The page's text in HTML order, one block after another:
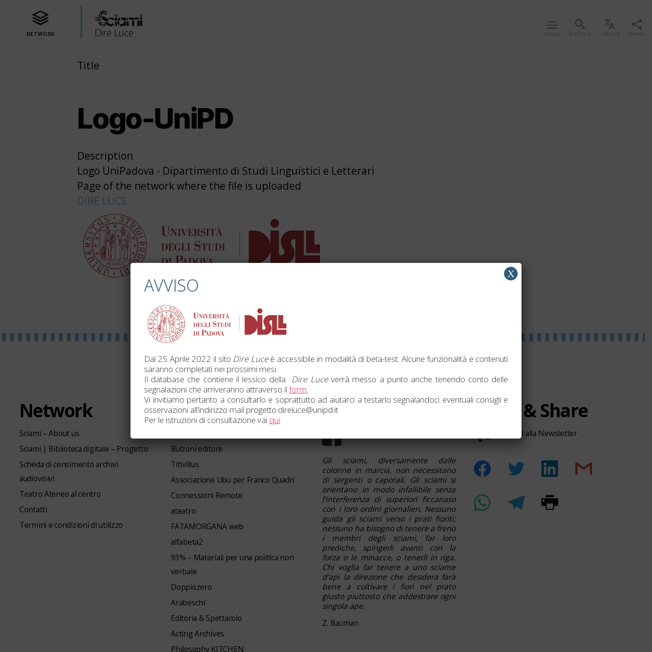
NETWORK Dire Luce MENU RICERCA LINGUA SHARE
Title
Logo-UniPD
Description
Logo UniPadova - Dipartimento di Studi Linguistici e Letterari
Page of the network where the file is uploaded
DIRE LUCE
Network
Sciami – About us
Sciami | Biblioteca digitale – Progetto
Scheda di censimento archivi
audiovisivi
Teatro Ateneo al centro
Contatti
Termini e condizioni di utilizzo
Link utili
Bulzoni editore
Titivillus
Associazione Ubu per Franco Quadri
Connessioni Remote
ateatro
FATAMORGANA web
alfabeta2
93% – Materiali per una politica non
verbale
Doppiozero
Arabeschi
Editoria & Spettacolo
Acting Archives
Philosophy KITCHEN
Seguici
Gli sciami, diversamente dalle
colonne in marcia, non necessitano
di sergenti o caporali. Gli sciami si
orientano in modo infallibile senza
l’interferenza di superiori ficcanaso
con i loro ordini giornalieri. Nessuno
guida gli sciami verso i prati fioriti;
nessuno ha bisogno di tenere a freno
i membri degli sciami, far loro
prediche, spingerli avanti con la
forza o le minacce, o tenerli in riga.
Chi voglia far tenere a uno sciame
d’api la direzione che desidera farà
bene a coltivare i fiori nel prato
giusto piuttosto che addestrare ogni
singola ape.
Z. Bauman
News & Share
Iscriviti alla Newsletter
AVVISO
Dal 25 Aprile 2022 il sito Dire Luceè accessibile in modalità di beta-test. Alcune funzionalità e contenuti
saranno completati nei prossimi mesi.
Il database che contiene il lessico della Dire Luceverrà messo a punto anche tenendo conto delle
segnalazioni che arriveranno attraverso il form.
Vi invitiamo pertanto a consultarlo e soprattutto ad aiutarci a testarlo segnalandoci eventuali consigli e
osservazioni all’indirizzo mail progetto.direluce@unipd.it
Per le istruzioni di consultazione vai qui.
X